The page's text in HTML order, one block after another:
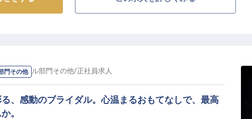
門その他
ブライダル部門その他/正社員求人
、感動のブライダル。心温まるおもてなしで、最高
。